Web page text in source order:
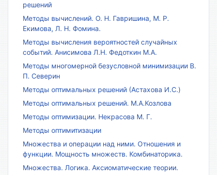
решений
Методы вычислений. О. Н. Гавришина, М. Р.
Екимова, Л. Н. Фомина.
Методы вычисления вероятностей случайных
событий. Анисимова Л.Н. Федоткин М.А.
Методы многомерной безусловной минимизации В.
П. Северин
Методы оптимальных решений (Астахова И.С.)
Методы оптимальных решений. М.А.Козлова
Методы оптимизации. Некрасова М. Г.
Методы оптимитизации
Множества и операции над ними. Отношения и
функции. Мощность множеств. Комбинаторика.
Множества. Логика. Аксиоматические теории.